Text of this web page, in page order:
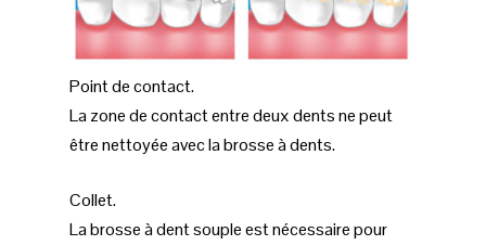
Point de contact.
La zone de contact entre deux dents ne peut
être nettoyée avec la brosse à dents.
Collet.
La brosse à dent souple est nécessaire pour